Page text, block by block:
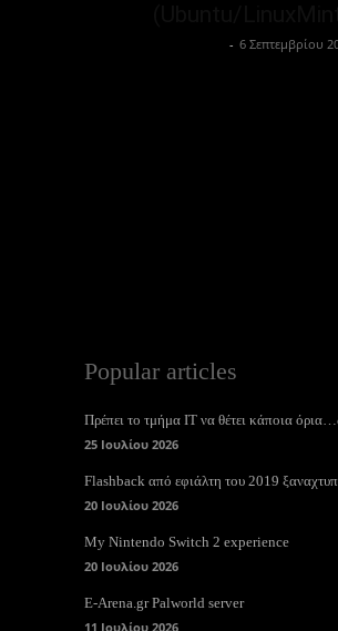
- 6 Σεπτεμβρίου
Popular articles
Πρέπει το τμήμα ΙΤ να θέτει κάποια
25 Ιουλίου 2026
Flashback από εφιάλτη του 2019
20 Ιουλίου 2026
My Nintendo Switch 2 experience
20 Ιουλίου 2026
E-Arena.gr Palworld server
11 Ιουλίου 2026